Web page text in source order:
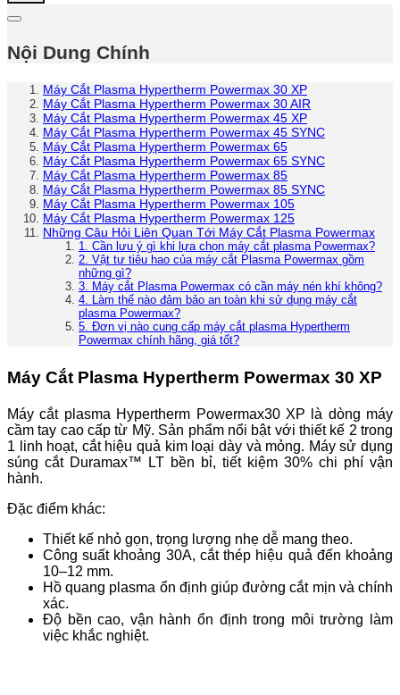
Nội Dung Chính
Máy Cắt Plasma Hypertherm Powermax 30 XP
Máy Cắt Plasma Hypertherm Powermax 30 AIR
Máy Cắt Plasma Hypertherm Powermax 45 XP
Máy Cắt Plasma Hypertherm Powermax 45 SYNC
Máy Cắt Plasma Hypertherm Powermax 65
Máy Cắt Plasma Hypertherm Powermax 65 SYNC
Máy Cắt Plasma Hypertherm Powermax 85
Máy Cắt Plasma Hypertherm Powermax 85 SYNC
Máy Cắt Plasma Hypertherm Powermax 105
Máy Cắt Plasma Hypertherm Powermax 125
Những Câu Hỏi Liên Quan Tới Máy Cắt Plasma Powermax
1. Cần lưu ý gì khi lựa chọn máy cắt plasma Powermax?
2. Vật tư tiêu hao của máy cắt Plasma Powermax gồm
những gì?
3. Máy cắt Plasma Powermax có cần máy nén khí không?
4. Làm thế nào đảm bảo an toàn khi sử dụng máy cắt
plasma Powermax?
5. Đơn vị nào cung cấp máy cắt plasma Hypertherm
Powermax chính hãng, giá tốt?
Máy Cắt Plasma Hypertherm Powermax 30 XP
Máy cắt plasma Hypertherm Powermax30 XP là dòng máy
cầm tay cao cấp từ Mỹ. Sản phẩm nổi bật với thiết kế 2 trong
1 linh hoạt, cắt hiệu quả kim loại dày và mỏng. Máy sử dụng
súng cắt Duramax™ LT bền bỉ, tiết kiệm 30% chi phí vận
hành.
Đặc điểm khác:
Thiết kế nhỏ gọn, trọng lượng nhẹ dễ mang theo.
Công suất khoảng 30A, cắt thép hiệu quả đến khoảng
10–12 mm.
Hồ quang plasma ổn định giúp đường cắt mịn và chính
xác.
Độ bền cao, vận hành ổn định trong môi trường làm
việc khắc nghiệt.